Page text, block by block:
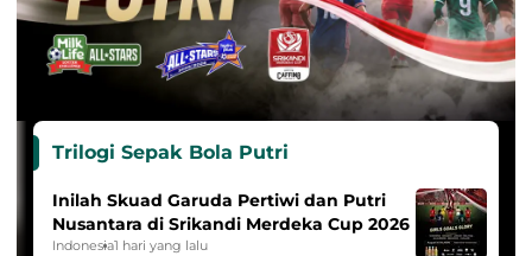
Trilogi Sepak Bola Putri
Inilah Skuad Garuda Pertiwi dan Putri
Nusantara di Srikandi Merdeka Cup 2026
Indonesia1 hari yang lalu